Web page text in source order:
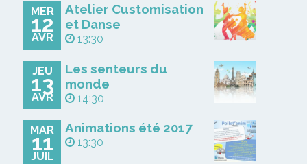
MER
12
AVR
Atelier Customisation
et Danse
13:30
JEU
13
AVR
Les senteurs du
monde
14:30
MAR
11
JUIL
Animations été 2017
13:30